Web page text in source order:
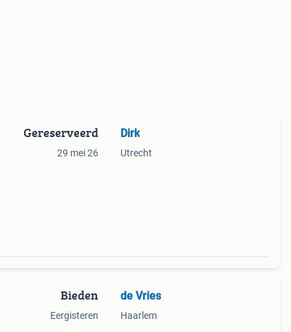
Gereserveerd
29 mei 26
Dirk
Utrecht
Bieden
Eergisteren
de Vries
Haarlem